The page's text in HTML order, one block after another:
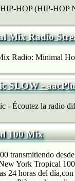
HOP (HIP-HOP
Mix Radio
Radio: Minimal
SLOW -
- Écoutez la radio
100 Mix
transmitiendo
York Tropical
24 horas del